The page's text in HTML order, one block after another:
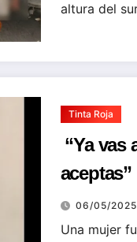
altura del
Tinta Roja
“Ya vas
pagar
muerte
06/05/2025
Una mujer